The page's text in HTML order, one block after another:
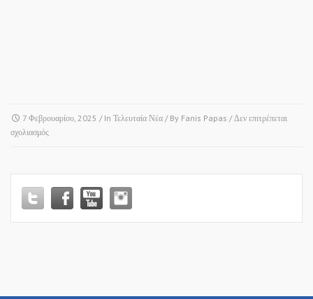
7 Φεβρουαρίου, 2025 / In Τελευταία Νέα / By Fanis Papas /Δεν επιτρέπεται
σχολιασμόςστο
PORT,
ΠΥΛΑΙΑ,
ΑΓΙΟΣ